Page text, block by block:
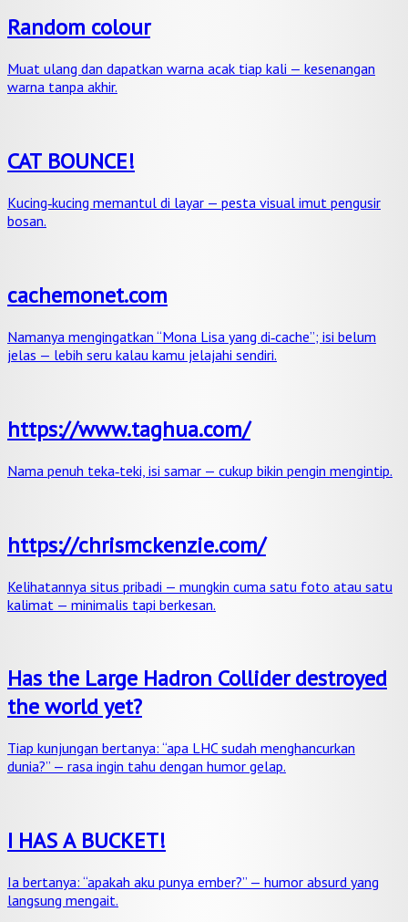
Random colour
Muat ulang dan dapatkan warna acak tiap kali — kesenangan
warna tanpa akhir.
CAT BOUNCE!
Kucing‑kucing memantul di layar — pesta visual imut pengusir
bosan.
cachemonet.com
Namanya mengingatkan “Mona Lisa yang di‑cache”; isi belum
jelas — lebih seru kalau kamu jelajahi sendiri.
https://www.taghua.com/
Nama penuh teka‑teki, isi samar — cukup bikin pengin mengintip.
https://chrismckenzie.com/
Kelihatannya situs pribadi — mungkin cuma satu foto atau satu
kalimat — minimalis tapi berkesan.
Has the Large Hadron Collider destroyed
the world yet?
Tiap kunjungan bertanya: “apa LHC sudah menghancurkan
dunia?” — rasa ingin tahu dengan humor gelap.
I HAS A BUCKET!
Ia bertanya: “apakah aku punya ember?” — humor absurd yang
langsung mengait.